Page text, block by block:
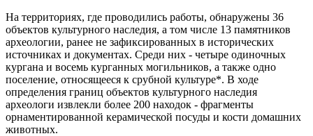
На территориях, где проводились работы, обнаружены 36
объектов культурного наследия, а том числе 13 памятников
археологии, ранее не зафиксированных в исторических
источниках и документах. Среди них - четыре одиночных
кургана и восемь курганных могильников, а также одно
поселение, относящееся к срубной культуре*. В ходе
определения границ объектов культурного наследия
археологи извлекли более 200 находок - фрагменты
орнаментированной керамической посуды и кости домашних
животных.